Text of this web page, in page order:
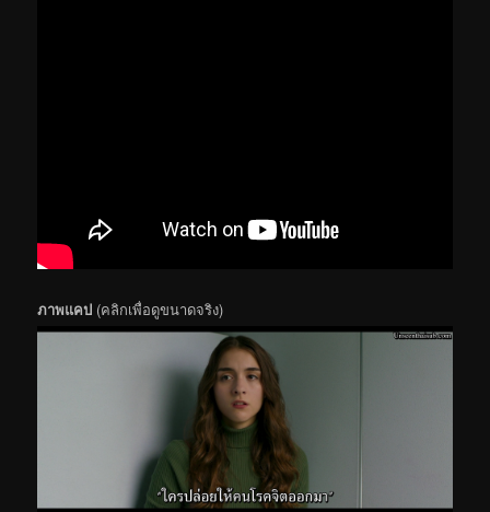
ภาพแคป (คลิกเพื่อดูขนาดจริง)